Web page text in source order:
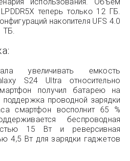
теперь только 12 ГБ.
накопителя UFS 4.0
ТБ.
увеличивать емкость
S24 Ultra относительно
получил батарею на
проводной зарядки
смартфон восполнит 65 %
беспроводная
15 Вт и реверсивная
4,5 Вт для зарядки гаджетов